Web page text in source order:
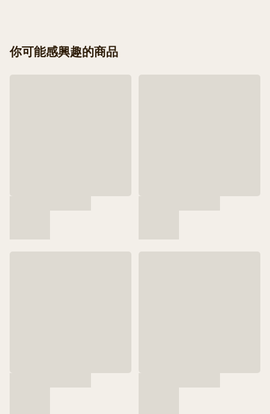
你可能感興趣的商品